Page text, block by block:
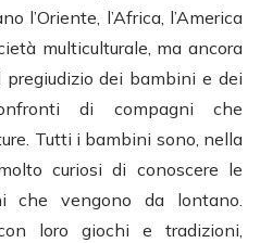
l’Oriente, l’Africa, l’America
multiculturale, ma ancora
dei bambini e dei
di compagni che
Tutti i bambini sono, nella
curiosi di conoscere le
che vengono da lontano.
loro giochi e tradizioni,